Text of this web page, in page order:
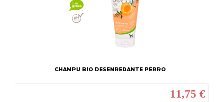
CHAMPU BIO DESENREDANTE PERRO
11,75 €